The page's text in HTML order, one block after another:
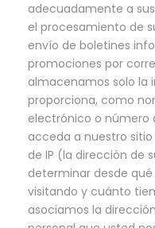
adecuadamente a
el procesamiento de
envío de boletines
promociones por
almacenamos solo la
proporciona, como
electrónico o número
acceda a nuestro
de IP (la dirección de
determinar desde
visitando y cuánto
asociamos la